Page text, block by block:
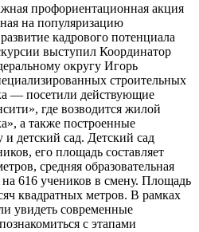
профориентационная акция
на популяризацию
кадрового потенциала
выступил Координатор
округу Игорь
строительных
— посетили действующие
где возводится жилой
а также построенные
детский сад. Детский сад
его площадь составляет
средняя образовательная
616 учеников в смену. Площадь
квадратных метров. В рамках
увидеть современные
с этапами